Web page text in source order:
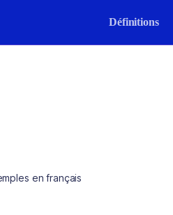
Définitions
en français